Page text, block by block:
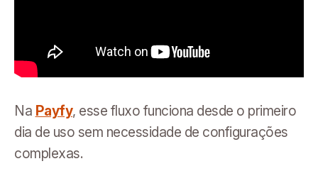
Na Payfy, esse fluxo funciona desde o primeiro
dia de uso sem necessidade de configurações
complexas.